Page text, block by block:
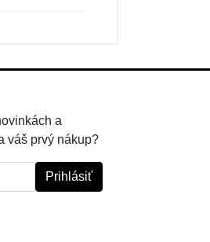
a
váš prvý nákup?
Prihlásiť